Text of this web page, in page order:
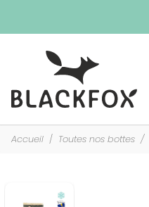
Accueil Toutes nos bottes